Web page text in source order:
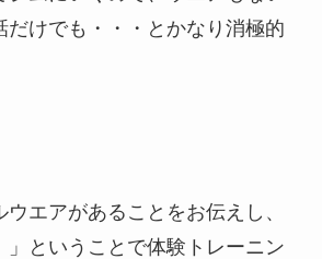
だけでも・・・とかなり消極的
ウエアがあることをお伝えし、
」ということで体験トレーニン